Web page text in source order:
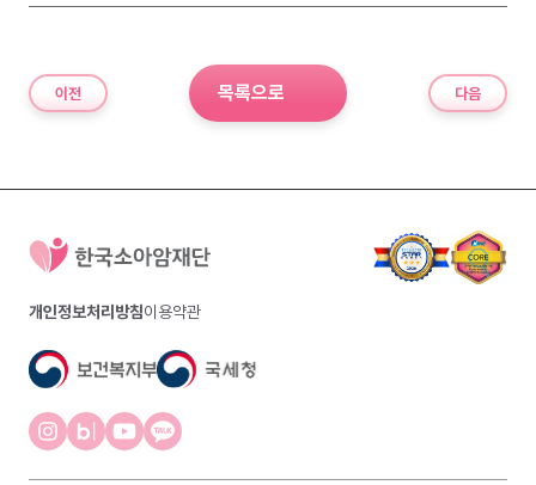
이전 목록으로 다음
개인정보처리방침이용약관